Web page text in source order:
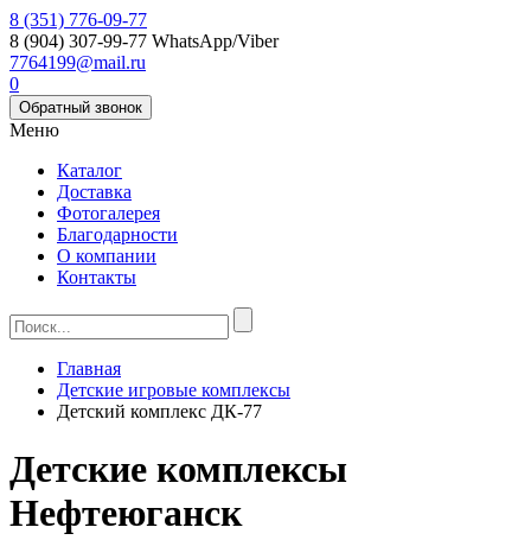
8 (351) 776-09-77
8 (904) 307-99-77 WhatsApp/Viber
7764199@mail.ru
0
Обратный звонок
Меню
Каталог
Доставка
Фотогалерея
Благодарности
О компании
Контакты
Главная
Детские игровые комплексы
Детский комплекс ДК-77
Детские комплексы
Нефтеюганск